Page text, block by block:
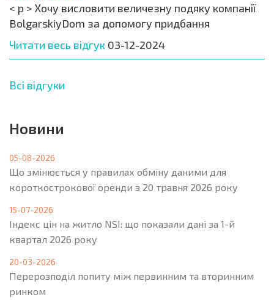
< p > Хочу висловити величезну подяку компанії
BolgarskiyDom за допомогу придбання
Читати весь відгук 03-12-2024
Всі відгуки
Новини
05-08-2026
Що змінюється у правилах обміну даними для
короткострокової оренди з 20 травня 2026 року
15-07-2026
Індекс цін на житло NSI: що показали дані за 1-й
квартал 2026 року
20-03-2026
Перерозподіл попиту між первинним та вторинним
ринком